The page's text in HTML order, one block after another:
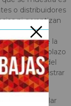
o distribuidores
ni garantizan
la
sobre la
un plazo
dependerá del
en suministrar
de anular